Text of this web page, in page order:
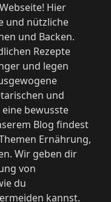
Hier
und nützliche
und Backen.
Rezepte
und legen
und
bewusste
Blog findest
Ernährung,
Wir geben dir
von
du
kannst.